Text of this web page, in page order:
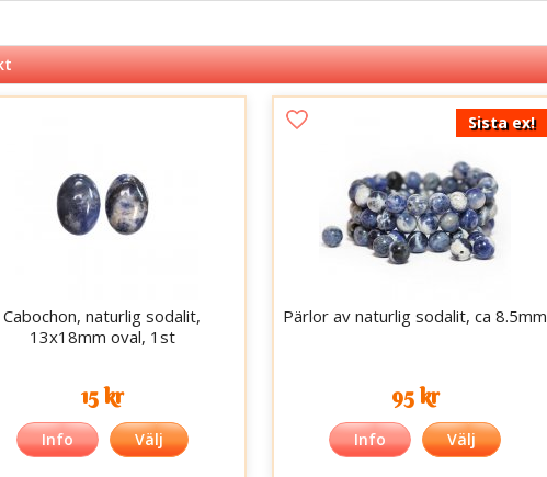
Cabochon, naturlig sodalit,
13x18mm oval, 1st
15 kr
Info Välj
Sista ex!
Pärlor av naturlig sodalit, ca 8.5mm
95 kr
Info Välj